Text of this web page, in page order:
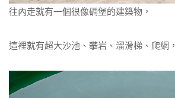
往內走就有一個很像碉堡的建築物，
這裡就有超大沙池、攀岩、溜滑梯、爬網，